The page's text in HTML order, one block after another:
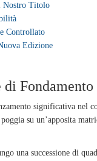
Nostro Titolo
Controllato
Edizione
significativa
su un’apposita
una successione di